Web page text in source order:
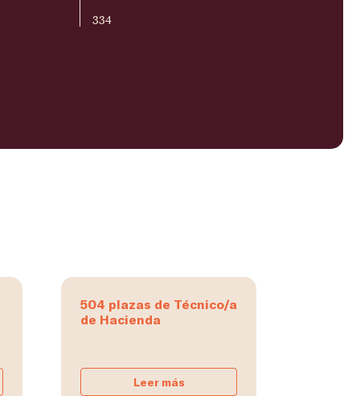
334
504 plazas de Técnico/a
de Hacienda
Leer más